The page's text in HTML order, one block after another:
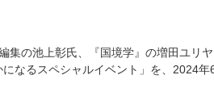
集の池上彰氏、『国境学』の増田ユリ
なるスペシャルイベント」を、2024年